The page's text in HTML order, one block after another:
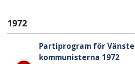
1972
Partiprogram för
kommunisterna 1972